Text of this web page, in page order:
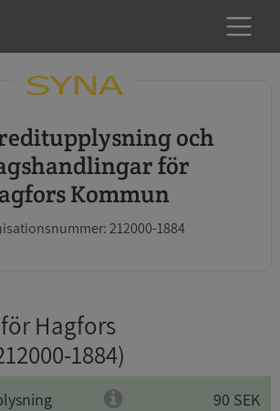
för
Kommun
212000-1884
Hagfors
1884)
90 SEK